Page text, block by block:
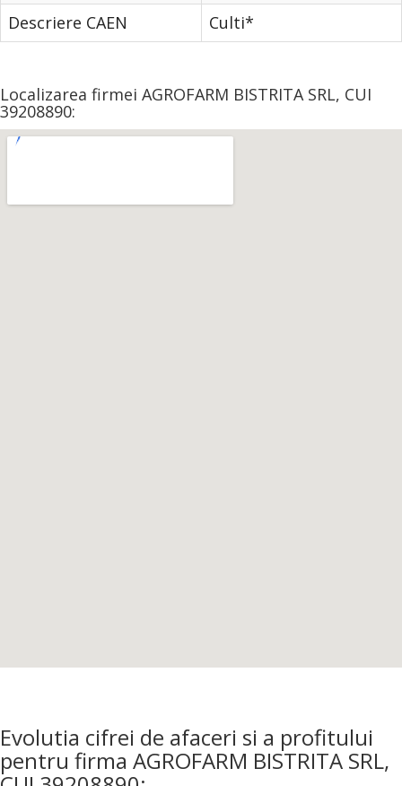
Descriere CAEN Culti*
Localizarea firmei AGROFARM BISTRITA SRL, CUI
39208890:
Evolutia cifrei de afaceri si a profitului
pentru firma AGROFARM BISTRITA SRL,